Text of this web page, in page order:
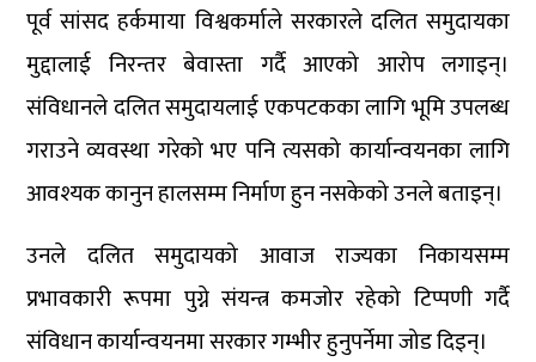
पूर्व सांसद हर्कमाया विश्वकर्माले सरकारले दलित समुदायका
मुद्दालाई निरन्तर बेवास्ता गर्दै आएको आरोप लगाइन्।
संविधानले दलित समुदायलाई एकपटकका लागि भूमि उपलब्ध
गराउने व्यवस्था गरेको भए पनि त्यसको कार्यान्वयनका लागि
आवश्यक कानुन हालसम्म निर्माण हुन नसकेको उनले बताइन्।
उनले दलित समुदायको आवाज राज्यका निकायसम्म
प्रभावकारी रूपमा पुग्ने संयन्त्र कमजोर रहेको टिप्पणी गर्दै
संविधान कार्यान्वयनमा सरकार गम्भीर हुनुपर्नेमा जोड दिइन्।